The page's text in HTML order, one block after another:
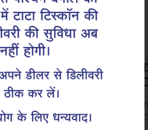
Tata Tiscon GFX
Ultima
Tata Tiscon 550SD are
highly accurate and
possess uniform ridges,